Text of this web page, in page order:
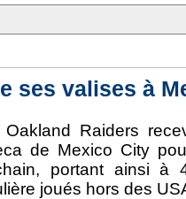
ses valises à
Oakland Raiders
de Mexico City
portant ainsi à
joués hors des